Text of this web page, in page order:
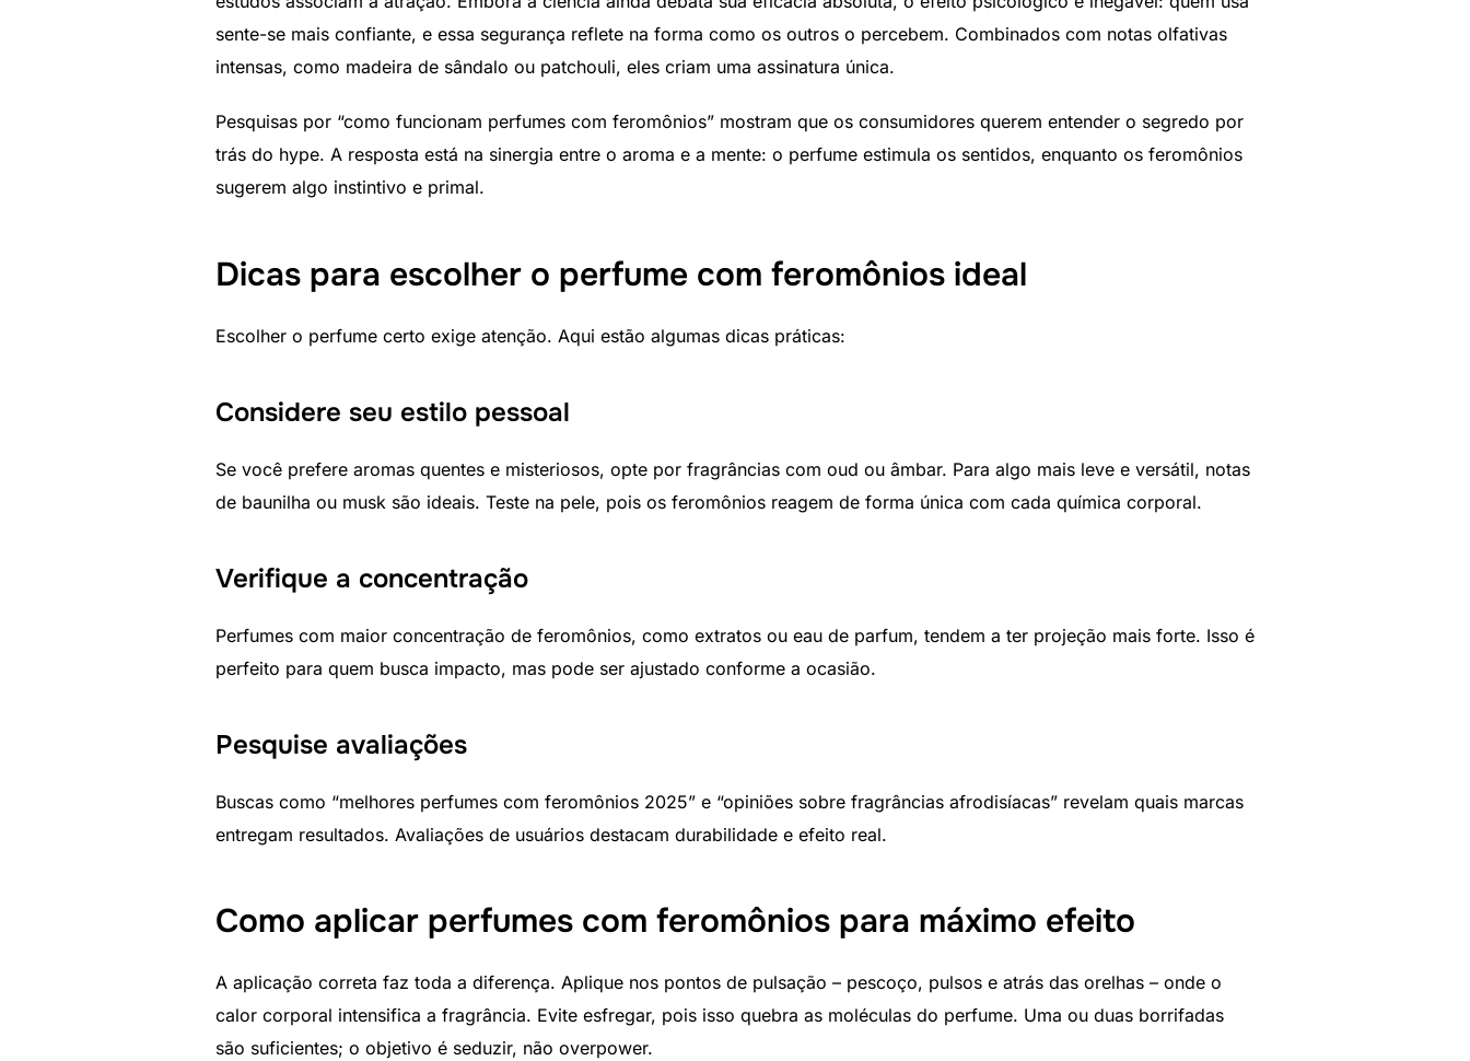
sente-se mais confiante, e essa segurança reflete na forma como os outros o percebem. Combinados com notas olfativas
intensas, como madeira de sândalo ou patchouli, eles criam uma assinatura única.
Pesquisas por “como funcionam perfumes com feromônios” mostram que os consumidores querem entender o segredo por
trás do hype. A resposta está na sinergia entre o aroma e a mente: o perfume estimula os sentidos, enquanto os feromônios
sugerem algo instintivo e primal.
Dicas para escolher o perfume com feromônios ideal
Escolher o perfume certo exige atenção. Aqui estão algumas dicas práticas:
Considere seu estilo pessoal
Se você prefere aromas quentes e misteriosos, opte por fragrâncias com oud ou âmbar. Para algo mais leve e versátil, notas
de baunilha ou musk são ideais. Teste na pele, pois os feromônios reagem de forma única com cada química corporal.
Verifique a concentração
Perfumes com maior concentração de feromônios, como extratos ou eau de parfum, tendem a ter projeção mais forte. Isso é
perfeito para quem busca impacto, mas pode ser ajustado conforme a ocasião.
Pesquise avaliações
Buscas como “melhores perfumes com feromônios 2025” e “opiniões sobre fragrâncias afrodisíacas” revelam quais marcas
entregam resultados. Avaliações de usuários destacam durabilidade e efeito real.
Como aplicar perfumes com feromônios para máximo efeito
A aplicação correta faz toda a diferença. Aplique nos pontos de pulsação – pescoço, pulsos e atrás das orelhas – onde o
calor corporal intensifica a fragrância. Evite esfregar, pois isso quebra as moléculas do perfume. Uma ou duas borrifadas
são suficientes; o objetivo é seduzir, não overpower.